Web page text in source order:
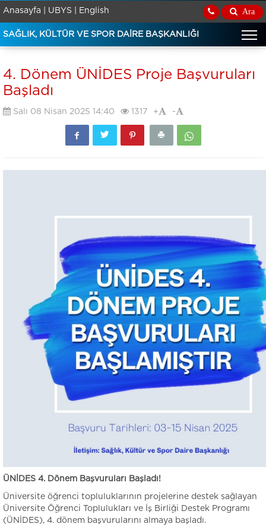
Ara
Anasayfa | UBYS | English
SAĞLIK, KÜLTÜR VE SPOR DAİRE BAŞKANLIĞI
4. Dönem ÜNİDES Proje Başvuruları
Başladı
Salı 08 Nisan 2025 14:40 1317 + -
ÜNİDES 4. Dönem Başvuruları Başladı!
Üniversite öğrenci topluluklarının projelerine destek sağlayan
Üniversite Öğrenci Toplulukları ve İş Birliği Destek Programı
(ÜNİDES), 4. dönem başvurularını almaya başladı.